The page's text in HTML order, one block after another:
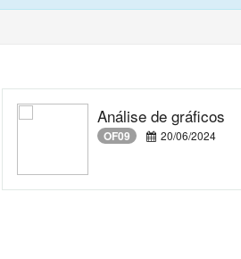
Análise de gráficos
OF09 20/06/2024